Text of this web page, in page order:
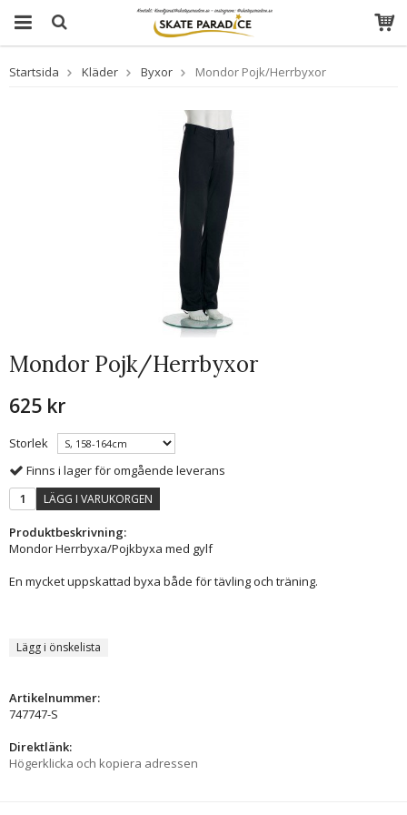
Startsida Kläder Byxor Mondor Pojk/Herrbyxor
Mondor Pojk/Herrbyxor
625 kr
Storlek
Finns i lager för omgående leverans
LÄGG I VARUKORGEN
Produktbeskrivning:
Mondor Herrbyxa/Pojkbyxa med gylf
En mycket uppskattad byxa både för tävling och träning.
Lägg i önskelista
Artikelnummer:
747747-S
Direktlänk:
Högerklicka och kopiera adressen